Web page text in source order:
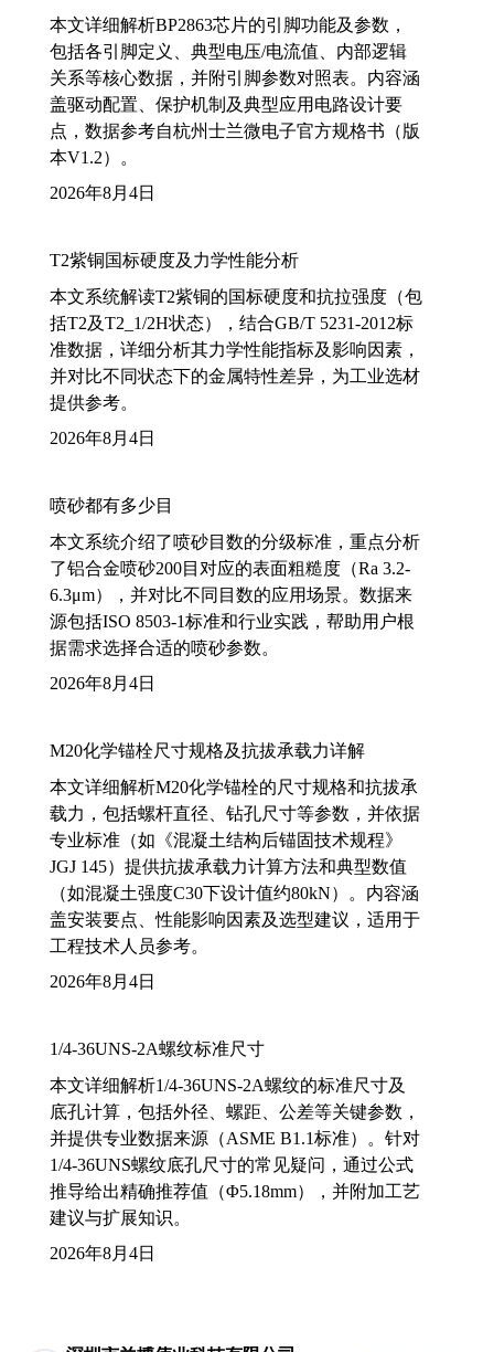
本文详细解析BP2863芯片的引脚功能及参数，
包括各引脚定义、典型电压/电流值、内部逻辑
关系等核心数据，并附引脚参数对照表。内容涵
盖驱动配置、保护机制及典型应用电路设计要
点，数据参考自杭州士兰微电子官方规格书（版
本V1.2）。
2026年8月4日
T2紫铜国标硬度及力学性能分析
本文系统解读T2紫铜的国标硬度和抗拉强度（包
括T2及T2_1/2H状态），结合GB/T 5231-2012标
准数据，详细分析其力学性能指标及影响因素，
并对比不同状态下的金属特性差异，为工业选材
提供参考。
2026年8月4日
喷砂都有多少目
本文系统介绍了喷砂目数的分级标准，重点分析
了铝合金喷砂200目对应的表面粗糙度（Ra 3.2-
6.3μm），并对比不同目数的应用场景。数据来
源包括ISO 8503-1标准和行业实践，帮助用户根
据需求选择合适的喷砂参数。
2026年8月4日
M20化学锚栓尺寸规格及抗拔承载力详解
本文详细解析M20化学锚栓的尺寸规格和抗拔承
载力，包括螺杆直径、钻孔尺寸等参数，并依据
专业标准（如《混凝土结构后锚固技术规程》
JGJ 145）提供抗拔承载力计算方法和典型数值
（如混凝土强度C30下设计值约80kN）。内容涵
盖安装要点、性能影响因素及选型建议，适用于
工程技术人员参考。
2026年8月4日
1/4-36UNS-2A螺纹标准尺寸
本文详细解析1/4-36UNS-2A螺纹的标准尺寸及
底孔计算，包括外径、螺距、公差等关键参数，
并提供专业数据来源（ASME B1.1标准）。针对
1/4-36UNS螺纹底孔尺寸的常见疑问，通过公式
推导给出精确推荐值（Φ5.18mm），并附加工艺
建议与扩展知识。
2026年8月4日